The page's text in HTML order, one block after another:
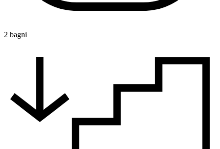
2 bagni